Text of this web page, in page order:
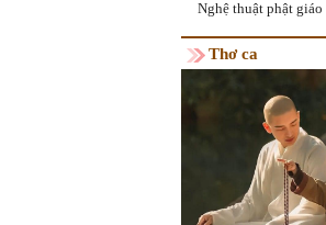
Nghệ thuật phật giáo
Thơ ca